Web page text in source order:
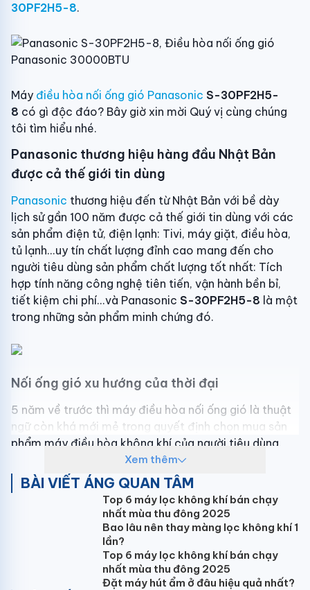
30PF2H5-8.
Máy điều hòa nối ống gió Panasonic S-30PF2H5-
8 có gì độc đáo? Bây giờ xin mời Quý vị cùng chúng
tôi tìm hiểu nhé.
Panasonic thương hiệu hàng đầu Nhật Bản
được cả thế giới tin dùng
Panasonic thương hiệu đến từ Nhật Bản với bề dày
lịch sử gần 100 năm được cả thế giới tin dùng với các
sản phẩm điện tử, điện lạnh: Tivi, máy giặt, điều hòa,
tủ lạnh...uy tín chất lượng đỉnh cao mang đến cho
người tiêu dùng sản phẩm chất lượng tốt nhất: Tích
hợp tính năng công nghệ tiên tiến, vận hành bền bỉ,
tiết kiệm chi phí...và Panasonic S-30PF2H5-8 là một
trong những sản phẩm minh chứng đó.
Nối ống gió xu hướng của thời đại
5 năm về trước thì máy điều hòa nối ống gió là thuật
ngữ còn khá mới mẻ trong quyết định chọn mua sản
phẩm máy điều hòa không khí của người tiêu dùng.
Nhưng giờ đây kinh tế phát triển, kỹ thuật lắp đặt
được nâng cao, nhu cầu về thẩm mỹ càng được chú
trọng thì máy
điều hòa âm trần nối ống gió là giải
pháp lựa chọn tối ưu nhất cho công trình của Bạn.
Với công suất 30.000BTU, Điều hòa giấu trần
S-30PF2H5-8phù hợp lắp đặt cho căn
phòng diện tích dưới 50m2: Phòng ngủ lớn, phòng
Xem thêm
BÀI VIẾT ÁNG QUAN TÂM
Top 6 máy lọc không khí bán chạy
nhất mùa thu đông 2025
Bao lâu nên thay màng lọc không khí 1
lần?
Top 6 máy lọc không khí bán chạy
nhất mùa thu đông 2025
Đặt máy hút ẩm ở đâu hiệu quả nhất?